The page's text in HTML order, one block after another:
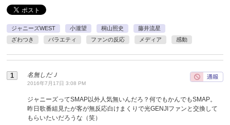
ジャニーズWEST 小瀧望 桐山照史
藤井流星
ざわつき
バラエティ ファンの反応 メディア 感動
名無しだＪ
2016年7月17日 3:08 PM
ジャニーズってSMAP以外人気無いんだろ？何でもかんでもSMAP。
昨日歌番組見たが客が無反応白けまくりで光GENJIファンと交換して
もらいたいだろうな（笑）